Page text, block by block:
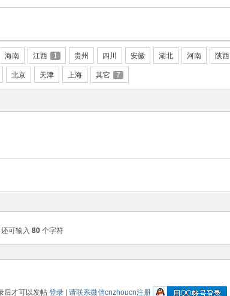
海南 江西 1 贵州 四川 安徽 湖北 河南 陕西
北京 天津 上海 其它 7
还可输入 80 个字符
后才可以发帖 登录 请联系微信cnzhoucn注册